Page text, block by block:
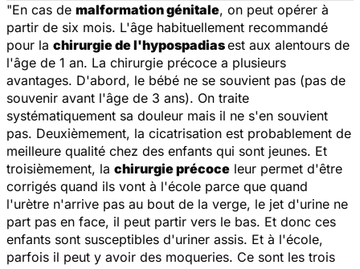
"En cas de malformation génitale, on peut opérer à
partir de six mois. L'âge habituellement recommandé
pour la chirurgie de l'hypospadiasest aux alentours de
l'âge de 1 an. La chirurgie précoce a plusieurs
avantages. D'abord, le bébé ne se souvient pas (pas de
souvenir avant l'âge de 3 ans). On traite
systématiquement sa douleur mais il ne s'en souvient
pas. Deuxièmement, la cicatrisation est probablement de
meilleure qualité chez des enfants qui sont jeunes. Et
troisièmement, la chirurgie précoce leur permet d'être
corrigés quand ils vont à l'école parce que quand
l'urètre n'arrive pas au bout de la verge, le jet d'urine ne
part pas en face, il peut partir vers le bas. Et donc ces
enfants sont susceptibles d'uriner assis. Et à l'école,
parfois il peut y avoir des moqueries. Ce sont les trois